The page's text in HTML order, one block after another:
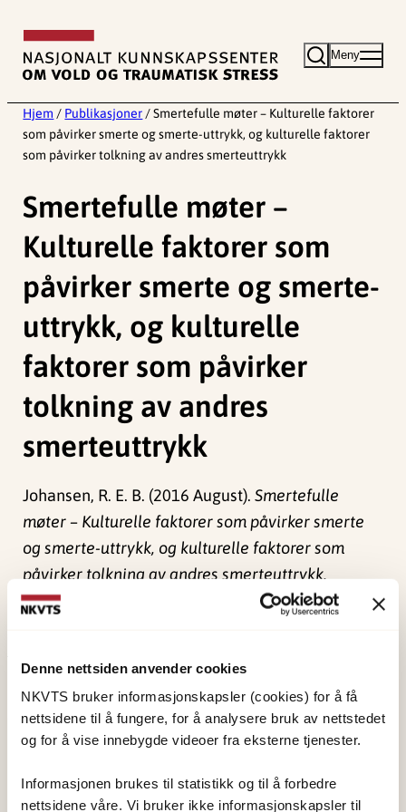
Denne nettsiden anvender cookies
NKVTS bruker informasjonskapsler (cookies) for å få
nettsidene til å fungere, for å analysere bruk av nettstedet
og for å vise innebygde videoer fra eksterne tjenester.
Informasjonen brukes til statistikk og til å forbedre
nettsidene våre. Vi bruker ikke informasjonskapsler til
innhold
Meny
Hjem / Publikasjoner / Smertefulle møter – Kulturelle faktorer
som påvirker smerte og smerte-uttrykk, og kulturelle faktorer
som påvirker tolkning av andres smerteuttrykk
Smertefulle møter –
Kulturelle faktorer som
påvirker smerte og smerte-
uttrykk, og kulturelle
faktorer som påvirker
tolkning av andres
smerteuttrykk
Johansen, R. E. B. (2016 August).Smertefulle
møter – Kulturelle faktorer som påvirker smerte
og smerte-uttrykk, og kulturelle faktorer som
påvirker tolkning av andres smerteuttrykk.
Foredrag på Faglig møte om smerte og kultur,
Publisert:4. juni 2024
Sist redigert: 1. juni 2026